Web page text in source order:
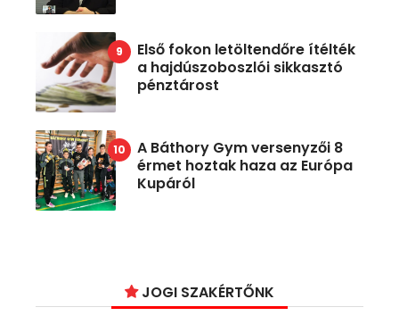
Első fokon letöltendőre ítélték
a hajdúszoboszlói sikkasztó
pénztárost
A Báthory Gym versenyzői 8
érmet hoztak haza az Európa
Kupáról
JOGI SZAKÉRTŐNK